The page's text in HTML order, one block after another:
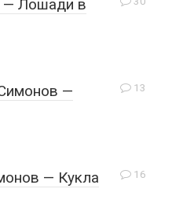
— Лошади в
13
—
16
— Кукла